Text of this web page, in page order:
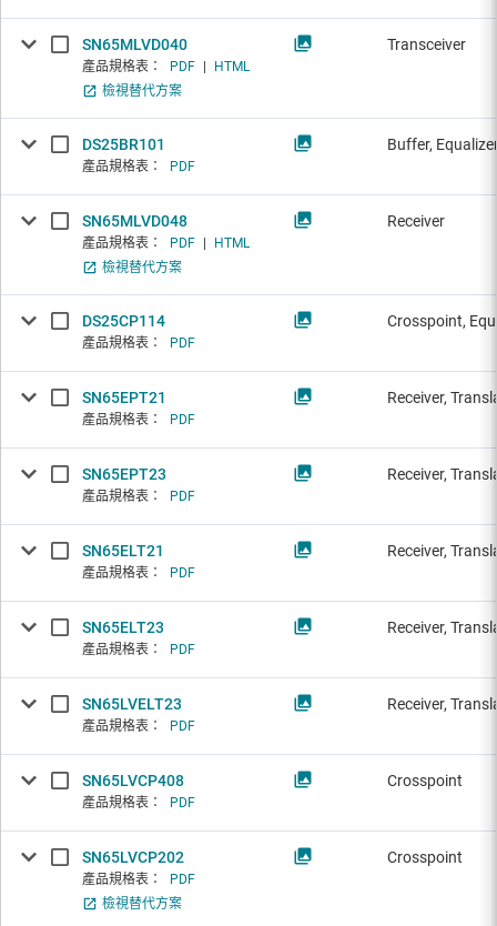
SN65MLVD040
產品規格表： PDF
HTML
檢視替代方案
Transceiver
DS25BR101
產品規格表： PDF
Buffer,
SN65MLVD048
產品規格表： PDF
HTML
檢視替代方案
Receiver
DS25CP114
產品規格表： PDF
Crosspoint,
SN65EPT21
產品規格表： PDF
Receiver,
SN65EPT23
產品規格表： PDF
Receiver,
SN65ELT21
產品規格表： PDF
Receiver,
SN65ELT23
產品規格表： PDF
Receiver,
SN65LVELT23
產品規格表： PDF
Receiver,
SN65LVCP408
產品規格表： PDF
Crosspoint
SN65LVCP202
產品規格表：
PDF
檢視替代方案
Crosspoint